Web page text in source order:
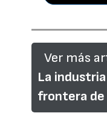
Ver más
La
frontera